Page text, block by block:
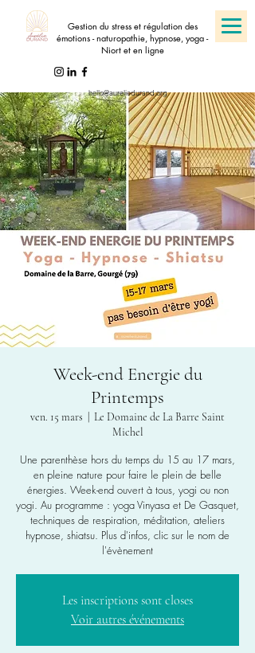
Gestion du stress et régulation des
émotions - naturopathie, hypnose, yoga -
Niort et en ligne
hello@aureliedurand.org
Week-end Energie du
Printemps
ven. 15 mars
Le Domaine de La Barre Saint
Michel
Une parenthèse hors du temps du 15 au 17 mars,
en pleine nature pour faire le plein de belle
énergies. Week-end ouvert à tous, yogi ou non
yogi. Au programme : yoga Vinyasa et De Gasquet,
techniques de respiration, méditation, ateliers
hypnose, shiatsu. Plus d'infos, clic sur le nom de
l'évènement
Les inscriptions sont closes
Voir autres événements